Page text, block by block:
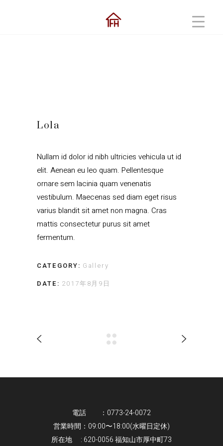
Lola
Nullam id dolor id nibh ultricies vehicula ut id
elit. Aenean eu leo quam. Pellentesque
ornare sem lacinia quam venenatis
vestibulum. Maecenas sed diam eget risus
varius blandit sit amet non magna. Cras
mattis consectetur purus sit amet
fermentum.
CATEGORY: Gallery
DATE: 2017年8月9日
電話 ：0773-24-0072
営業時間：09:00〜18:00(水曜日定休)
所在地 : 620-0056 福知山市厚中町73